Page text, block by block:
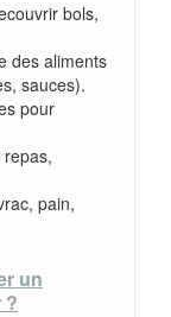
bols,
des aliments
sauces).
pour
pain,
un
?